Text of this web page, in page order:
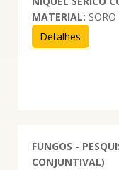
MATERIAL:
Detalhes
FUNGOS -
CONJUNTIVAL)